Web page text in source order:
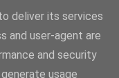
deliver its services
and user-agent are
and security
usage